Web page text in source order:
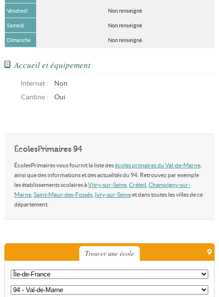
Vendredi Non renseigné
Samedi Non renseigné
Dimanche Non renseigné
Accueil et équipement
Internat :
Non
Cantine :
Oui
ÉcolesPrimaires 94
ÉcolesPrimaires vous fournit la liste desécoles primaires du Val-de-Marne,
ainsi que des informations et des actualités du 94. Retrouvez par exemple
les établissements scolaires àVitry-sur-Seine, Créteil Champigny-sur-
Marne, Saint-Maur-des-Fossés, Ivry-sur-Seineet dans toutes les villes de ce
département.
Trouver une école